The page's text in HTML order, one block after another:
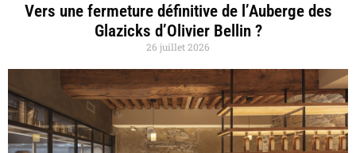
Vers une fermeture définitive de l’Auberge des
Glazicks d’Olivier Bellin ?
26 juillet 2026